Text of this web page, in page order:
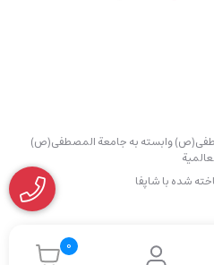
0
وابسته به جامعة المصطفی(ص)
شده با شاپفا